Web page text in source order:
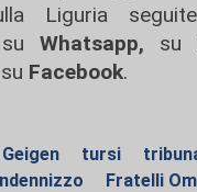
Liguria
Whatsapp, su
Facebook.
tursi
Fratelli